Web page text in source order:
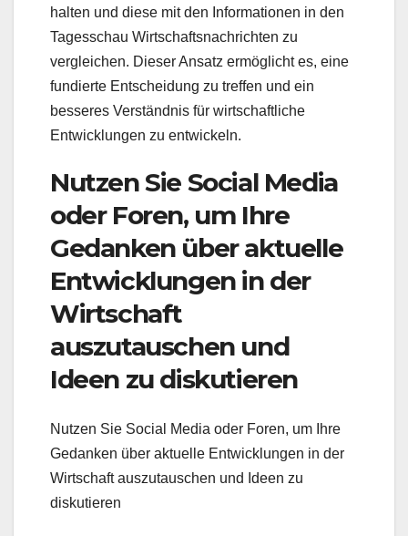
halten und diese mit den Informationen in den
Tagesschau Wirtschaftsnachrichten zu
vergleichen. Dieser Ansatz ermöglicht es, eine
fundierte Entscheidung zu treffen und ein
besseres Verständnis für wirtschaftliche
Entwicklungen zu entwickeln.
Nutzen Sie Social Media
oder Foren, um Ihre
Gedanken über aktuelle
Entwicklungen in der
Wirtschaft
auszutauschen und
Ideen zu diskutieren
Nutzen Sie Social Media oder Foren, um Ihre
Gedanken über aktuelle Entwicklungen in der
Wirtschaft auszutauschen und Ideen zu
diskutieren